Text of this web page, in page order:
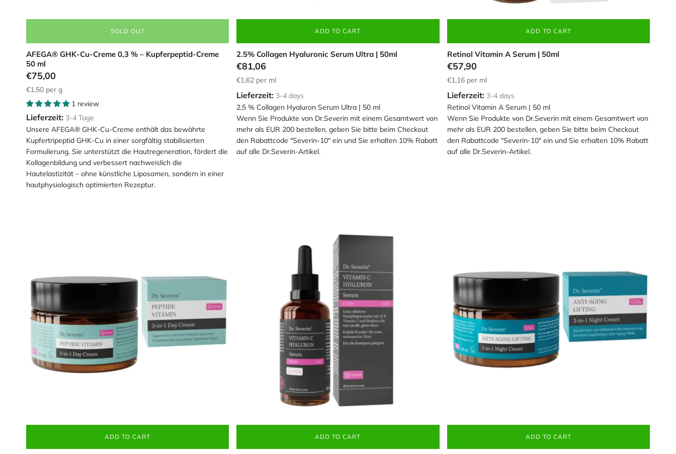
SOLD OUT
AFEGA® GHK-Cu-Creme 0,3 % – Kupferpeptid-Creme
50 ml
Unsere AFEGA® GHK-Cu-Creme enthält das bewährte
Kupfertripeptid GHK-Cu in einer sorgfältig stabilisierten
Formulierung. Sie unterstützt die Hautregeneration, fördert die
Kollagenbildung und verbessert nachweislich die
Hautelastizität – ohne künstliche Liposomen, sondern in einer
hautphysiologisch optimierten Rezeptur.
€75,00
€1,50 per g
1 review
Lieferzeit: 3-4 Tage
ADD TO CART
2.5% Collagen Hyaluronic Serum Ultra | 50ml
2,5 % Collagen Hyaluron Serum Ultra | 50 ml
Wenn Sie Produkte von Dr.Severin mit einem Gesamtwert von
mehr als EUR 200 bestellen, geben Sie bitte beim Checkout
den Rabattcode "Severin-10" ein und Sie erhalten 10% Rabatt
auf alle Dr.Severin-Artikel.
€81,06
€1,62 per ml
Lieferzeit: 3-4 days
ADD TO CART
Retinol Vitamin A Serum | 50ml
Retinol Vitamin A Serum | 50 ml
Wenn Sie Produkte von Dr.Severin mit einem Gesamtwert von
mehr als EUR 200 bestellen, geben Sie bitte beim Checkout
den Rabattcode "Severin-10" ein und Sie erhalten 10% Rabatt
auf alle Dr.Severin-Artikel.
€57,90
€1,16per ml
Lieferzeit: 3-4 days
ADD TO CART ADD TO CART ADD TO CART